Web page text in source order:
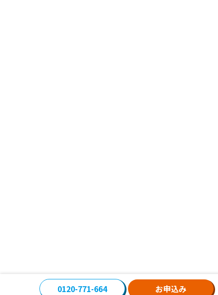
0120-771-664 お申込み